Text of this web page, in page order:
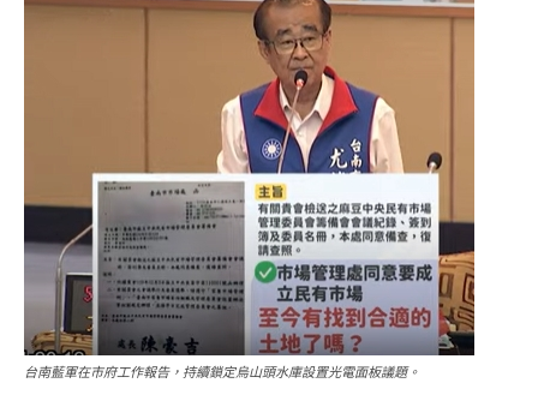
台南藍軍在市府工作報告，持續鎖定烏山頭水庫設置光電面板議題。